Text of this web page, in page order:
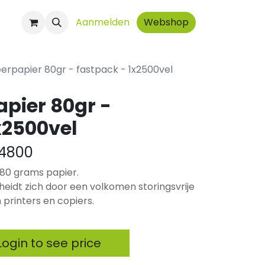
Aanmelden Webshop
80gr - fastpack - 1x2500vel
80gr -
grams papier.
zich door een volkomen storingsvrije
en copiers.
to see price